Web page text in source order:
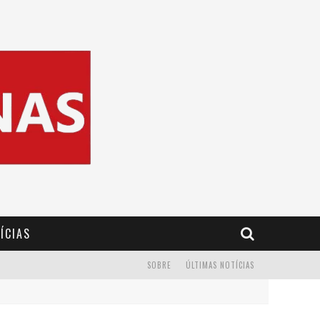
ÚLTIMAS NOTÍCIAS
SOBRE